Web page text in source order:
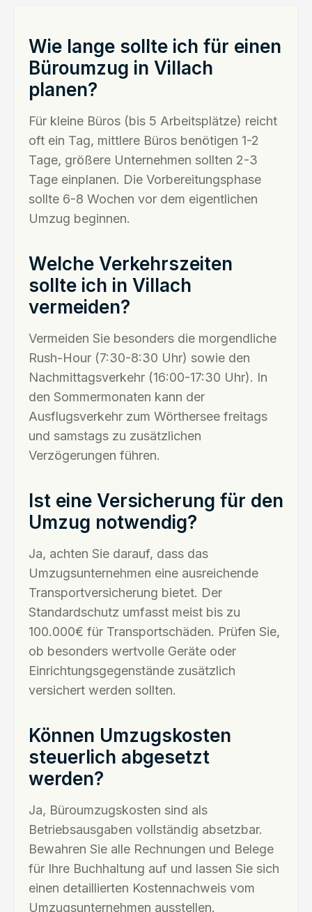
Wie lange sollte ich für einen
Büroumzug in Villach
planen?
Für kleine Büros (bis 5 Arbeitsplätze) reicht
oft ein Tag, mittlere Büros benötigen 1-2
Tage, größere Unternehmen sollten 2-3
Tage einplanen. Die Vorbereitungsphase
sollte 6-8 Wochen vor dem eigentlichen
Umzug beginnen.
Welche Verkehrszeiten
sollte ich in Villach
vermeiden?
Vermeiden Sie besonders die morgendliche
Rush-Hour (7:30-8:30 Uhr) sowie den
Nachmittagsverkehr (16:00-17:30 Uhr). In
den Sommermonaten kann der
Ausflugsverkehr zum Wörthersee freitags
und samstags zu zusätzlichen
Verzögerungen führen.
Ist eine Versicherung für den
Umzug notwendig?
Ja, achten Sie darauf, dass das
Umzugsunternehmen eine ausreichende
Transportversicherung bietet. Der
Standardschutz umfasst meist bis zu
100.000€ für Transportschäden. Prüfen Sie,
ob besonders wertvolle Geräte oder
Einrichtungsgegenstände zusätzlich
versichert werden sollten.
Können Umzugskosten
steuerlich abgesetzt
werden?
Ja, Büroumzugskosten sind als
Betriebsausgaben vollständig absetzbar.
Bewahren Sie alle Rechnungen und Belege
für Ihre Buchhaltung auf und lassen Sie sich
einen detaillierten Kostennachweis vom
Umzugsunternehmen ausstellen.